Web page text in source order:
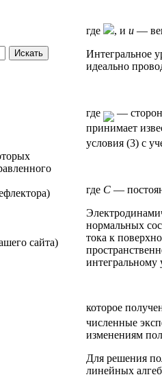
сайта)
где
, и u —
Интегральное
идеально
где
—
принимает
условия (3) с
где С —
нормальных
тока к
интегральному
которое
численные
изменениям
Для решения
линейных